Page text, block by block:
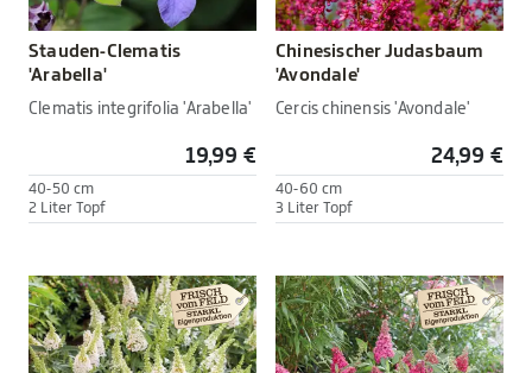
Stauden-Clematis
'Arabella'
Clematis integrifolia 'Arabella'
19,99 €
40-50 cm
2 Liter Topf
Chinesischer Judasbaum
'Avondale'
Cercis chinensis 'Avondale'
24,99 €
40-60 cm
3 Liter Topf